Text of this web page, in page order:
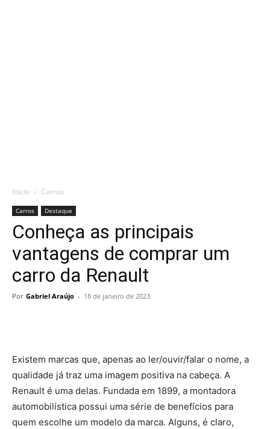
Início Carros
Carros Destaque
Conheça as principais
vantagens de comprar um
carro da Renault
Por Gabriel Araújo - 18 de janeiro de 2023
Existem marcas que, apenas ao ler/ouvir/falar o nome, a
qualidade já traz uma imagem positiva na cabeça. A
Renault é uma delas. Fundada em 1899, a montadora
automobilística possui uma série de benefícios para
quem escolhe um modelo da marca. Alguns, é claro,